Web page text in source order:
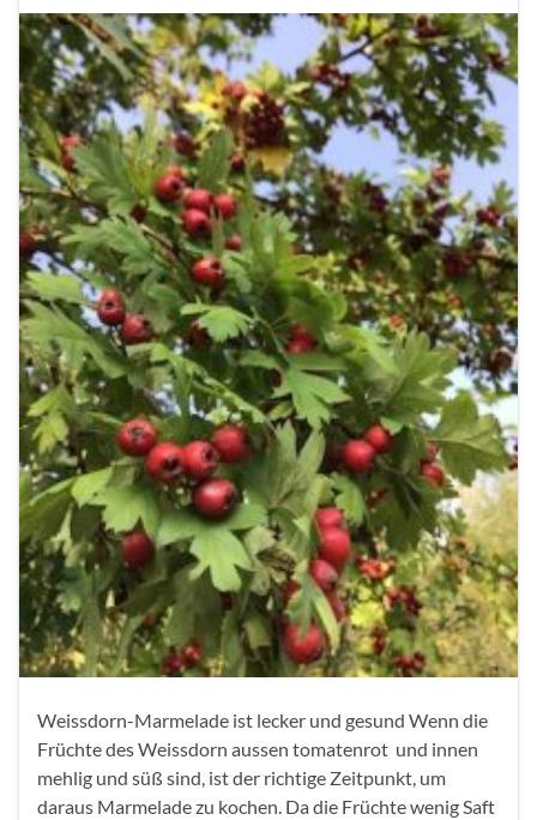
Weissdorn-Marmelade ist lecker und gesund Wenn die
Früchte des Weissdorn aussen tomatenrot und innen
mehlig und süß sind, ist der richtige Zeitpunkt, um
daraus Marmelade zu kochen. Da die Früchte wenig Saft